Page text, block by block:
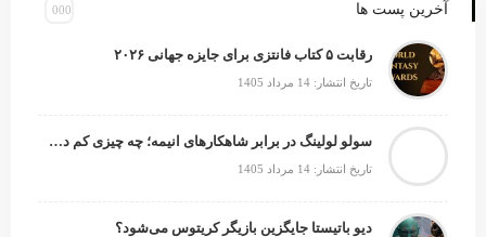
آخرین پست ها
رقابت ۵ کتاب فانتزی برای جایزه جهانی ۲۰۲۶
تاریخ انتشار: 14 مرداد 1405
سولو لولینگ در برابر شاهکارهای انیمه؛ چه چیزی کم دارد؟
تاریخ انتشار: 14 مرداد 1405
دیو باتیستا جایگزین بازیگر کریتوس می‌شود؟